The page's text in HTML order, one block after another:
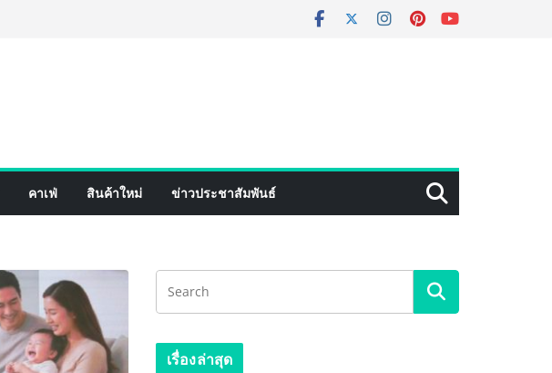
คาเฟ่ สินค้าใหม่ ข่าวประชาสัมพันธ์
เรื่องล่าสุด